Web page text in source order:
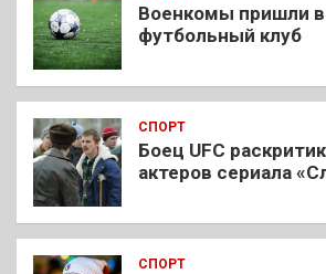
Военкомы пришли в
футбольный клуб
СПОРТ
Боец UFC
актеров сериала
СПОРТ